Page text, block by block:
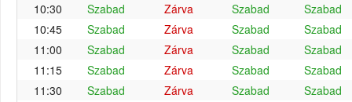
10:30
Szabad Zárva Szabad
Szabad
10:45
Szabad Zárva Szabad
Szabad
11:00
Szabad Zárva Szabad
Szabad
11:15
Szabad Zárva Szabad
Szabad
11:30
Szabad Zárva Szabad
Szabad